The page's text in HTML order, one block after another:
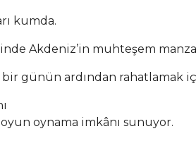
kumda.
Akdeniz’in muhteşem
bir günün ardından rahatlamak
oynama imkânı sunuyor.